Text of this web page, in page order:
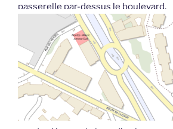
passerelle par-dessus le boulevard,